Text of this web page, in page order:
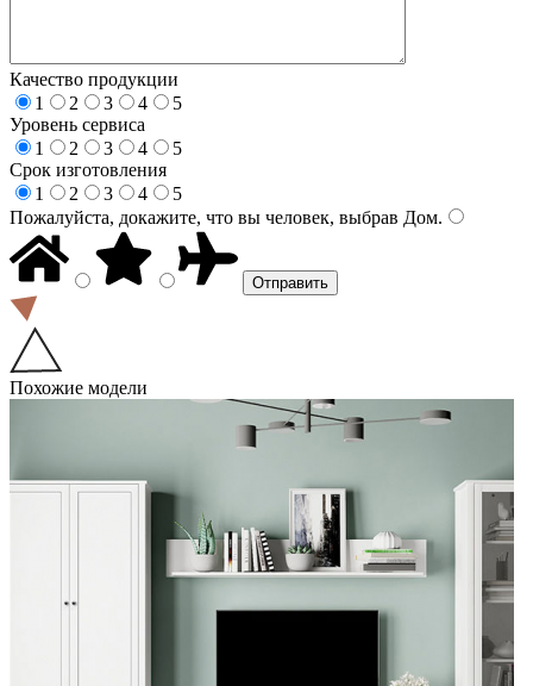
Качество продукции
1
2 3 4
5
Уровень сервиса
1
2 3 4
5
Срок изготовления
1
2 3 4
5
Пожалуйста, докажите, что вы человек, выбрав Дом.
Похожие модели